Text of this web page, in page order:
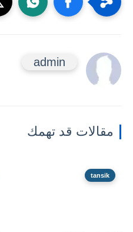
admin
مقالات قد تهمك
tansik